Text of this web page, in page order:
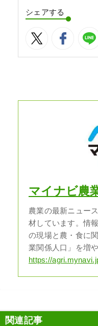
シェアする
マイナビ農
農業の最新ニュー
材しています。情
の現場と農・食に
業関係人口」を増
https://
関連記事